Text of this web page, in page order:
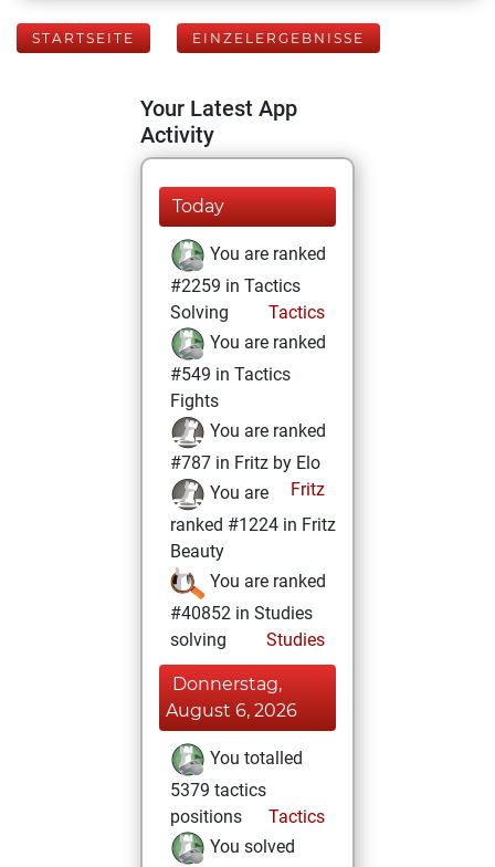
STARTSEITE EINZELERGEBNISSE
Your Latest App
Activity
Today
You are ranked
#2259 in Tactics
Solving
Tactics
You are ranked
#549 in Tactics
Fights
You are ranked
#787 in Fritz by Elo
Fritz
You are
ranked #1224 in Fritz
Beauty
You are ranked
#40852 in Studies
solving
Studies
Donnerstag,
August 6, 2026
You totalled
5379 tactics
positions
Tactics
You solved